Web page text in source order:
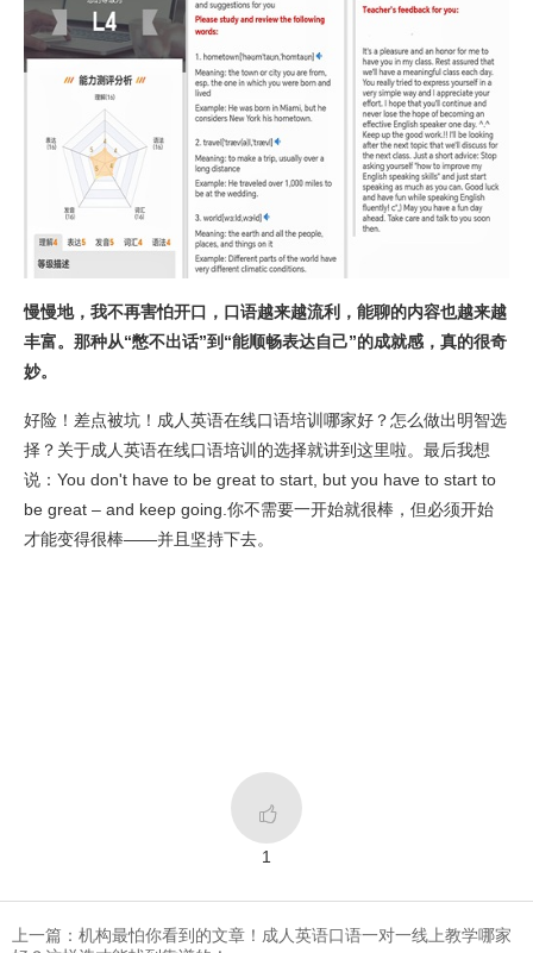
慢慢地，我不再害怕开口，口语越来越流利，能聊的内容也越来越
丰富。那种从“憋不出话”到“能顺畅表达自己”的成就感，真的很奇
妙。
好险！差点被坑！成人英语在线口语培训哪家好？怎么做出明智选
择？关于成人英语在线口语培训的选择就讲到这里啦。最后我想
说：You don't have to be great to start, but you have to start to
be great – and keep going.你不需要一开始就很棒，但必须开始
才能变得很棒——并且坚持下去。

1
上一篇：​机构最怕你看到的文章！成人英语口语一对一线上教学哪家